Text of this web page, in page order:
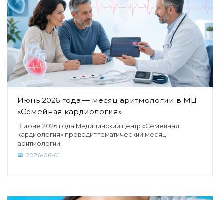
Июнь 2026 года — месяц аритмологии в МЦ
«Семейная кардиология»
В июне 2026 года Медицинский центр «Семейная
кардиология» проводит тематический месяц
аритмологии.
2026-06-01